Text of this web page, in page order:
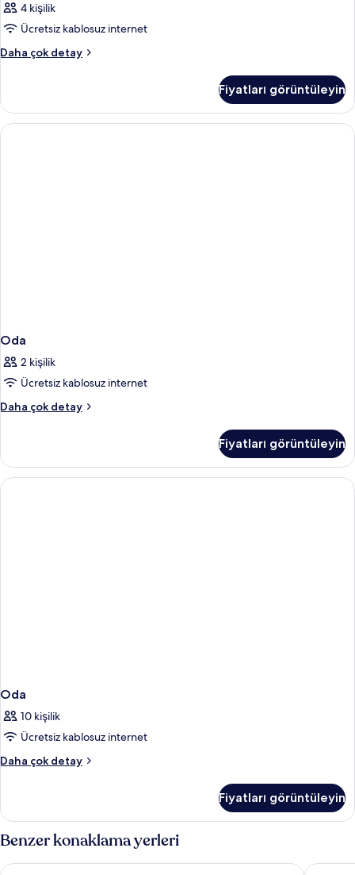
4 kişilik
Ücretsiz kablosuz internet
Daha çok detay
Oda
detay
Fiyatları görüntüleyin
Oda
2 kişilik
Ücretsiz kablosuz internet
Daha çok detay
Oda
detay
Fiyatları görüntüleyin
Oda
10 kişilik
Ücretsiz kablosuz internet
Daha çok detay
Oda
detay
Fiyatları görüntüleyin
Benzer konaklama yerleri
HOTEL MYSTAYS Fuji Onsen Resort Fujisan